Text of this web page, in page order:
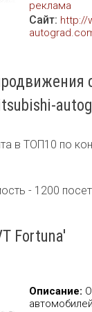
реклама
Сайт: http://
в ТОП10 по
- 1200
Fortuna'
Описание: